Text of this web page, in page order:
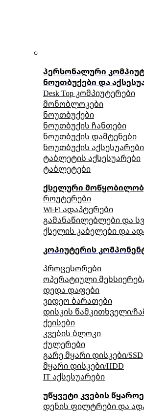
პერსონალური
ნოუთბუქები და
Desk Top კომპიუტერები
მონობლოკები
ნოუთბუქები
ნოუთბუქის ჩანთები
ნოუთბუქის დამტენები
ნოუთბუქის აქსესუარები
ტაბლეტის აქსესუარები
ტაბლეტები
ქსელური
როუტერები
Wi-Fi ადაპტერები
გამანაწილებლები და
ქსელის კაბელები და
კოპიუტერის
პროცესორები
ოპერატიული
დედა დაფები
ვიდეო ბარათები
დისკის წამკითხველი/
ქეისები
კვების ბლოკი
ქულერები
გარე მყარი დისკები/SSD
მყარი დისკები/HDD
IT აქსესუარები
უწყვეტი კვების
დენის ფილტრები და